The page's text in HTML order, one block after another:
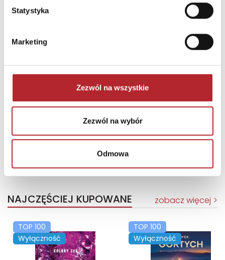
Statystyka
Marketing
Zezwól na wszystkie
Zezwól na wybór
Odmowa
Puzzle 24 Moto Traktor CzuCzu
Sug. cena det. 69,90zł(brutto)
Zaloguj się, aby kupić
NAJCZĘŚCIEJ KUPOWANE zobacz więcej
TOP 100
Wyłączność
TOP 100
Wyłączność